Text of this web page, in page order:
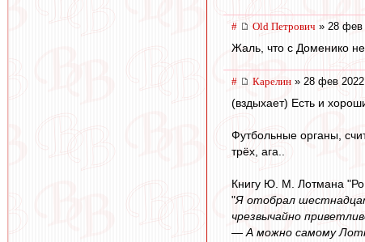
# Old Петрович » 28 фев
Жаль, что с Доменико не
# Карелин » 28 фев
(вздыхает) Есть и
Футбольные органы,
трёх, ага..
Книгу Ю. М. Лотмана
"Я отобрал
чрезвычайно
— А можно самому